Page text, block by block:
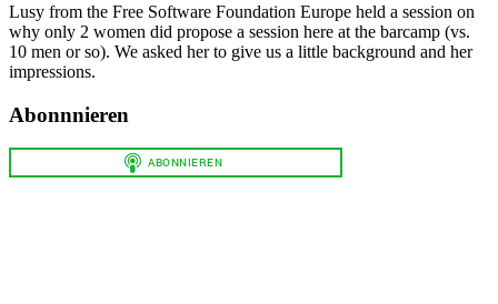
Lusy from the Free Software Foundation Europe held a session on
why only 2 women did propose a session here at the barcamp (vs.
10 men or so). We asked her to give us a little background and her
impressions.
Abonnnieren